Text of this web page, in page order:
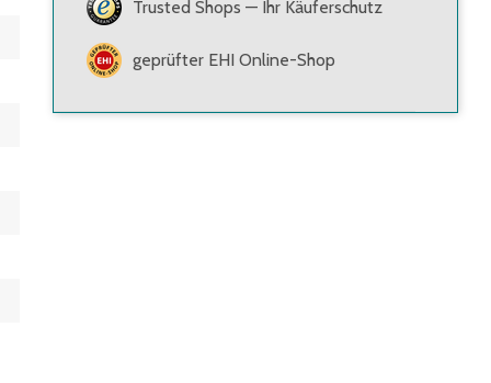
Trusted Shops — Ihr Käuferschutz
geprüfter EHI Online-Shop